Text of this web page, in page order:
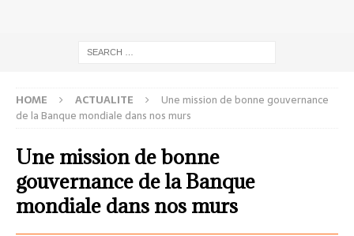
HOME ACTUALITE
Une mission de bonne gouvernance
de la Banque mondiale dans nos murs
Une mission de bonne
gouvernance de la Banque
mondiale dans nos murs